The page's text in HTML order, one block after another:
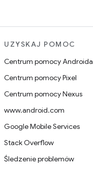
UZYSKAJ POMOC
Centrum pomocy Androida
Centrum pomocy Pixel
Centrum pomocy Nexus
www.android.com
Google Mobile Services
Stack Overflow
Śledzenie problemów